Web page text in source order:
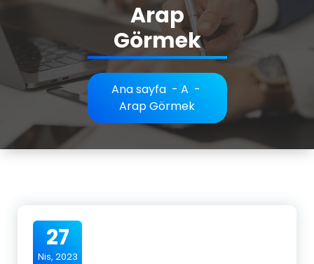
Arap
Görmek
Ana sayfa- A -
Arap Görmek
27
Nis, 2023